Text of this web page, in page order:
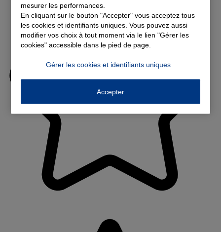
mesurer les performances.
En cliquant sur le bouton "Accepter" vous acceptez tous
les cookies et identifiants uniques. Vous pouvez aussi
modifier vos choix à tout moment via le lien "Gérer les
cookies" accessible dans le pied de page.
Gérer les cookies et identifiants uniques
Accepter